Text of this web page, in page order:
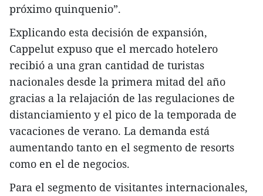
próximo quinquenio”.
Explicando esta decisión de expansión,
Cappelut expuso que el mercado hotelero
recibió a una gran cantidad de turistas
nacionales desde la primera mitad del año
gracias a la relajación de las regulaciones de
distanciamiento y el pico de la temporada de
vacaciones de verano. La demanda está
aumentando tanto en el segmento de resorts
como en el de negocios.
Para el segmento de visitantes internacionales,